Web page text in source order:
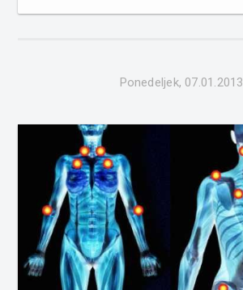
Ponedeljek, 07.01.2013